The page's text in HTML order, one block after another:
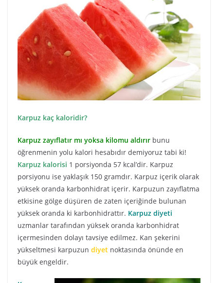
Karpuz kaç kaloridir?
Karpuz zayıflatır mı yoksa kilomu aldırır bunu
öğrenmenin yolu kalori hesabıdır demiyoruz tabi ki!
Karpuz kalorisi 1 porsiyonda 57 kcal’dir. Karpuz
porsiyonu ise yaklaşık 150 gramdır. Karpuz içerik olarak
yüksek oranda karbonhidrat içerir. Karpuzun zayıflatma
etkisine gölge düşüren de zaten içeriğinde bulunan
yüksek oranda ki karbonhidrattır. Karpuz diyeti
uzmanlar tarafından yüksek oranda karbonhidrat
içermesinden dolayı tavsiye edilmez. Kan şekerini
yükseltmesi karpuzun diyet noktasında önünde en
büyük engeldir.